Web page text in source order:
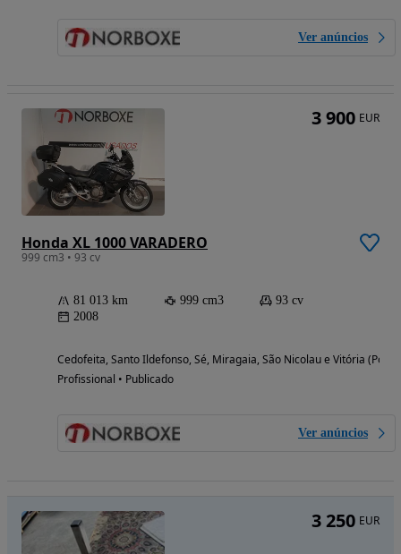
Ver anúncios
Honda XL 1000 VARADERO
999 cm3 • 93 cv
81 013 km 999 cm3
93 cv
2008
Cedofeita, Santo Ildefonso, Sé, Miragaia, São Nicolau e Vitória (Porto)
Profissional • Publicado
Ver anúncios
3 900 EUR
3 250 EUR